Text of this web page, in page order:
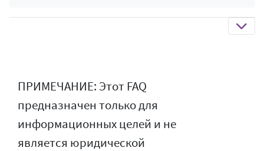
ПРИМЕЧАНИЕ: Этот FAQ
предназначен только для
информационных целей и не
является юридической